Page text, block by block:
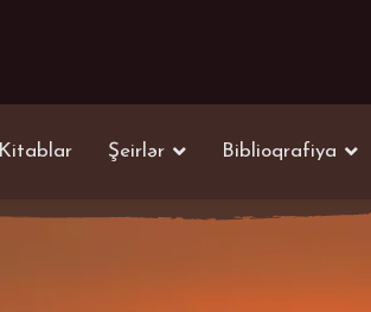
Kitablar Şeirlər Biblioqrafiya